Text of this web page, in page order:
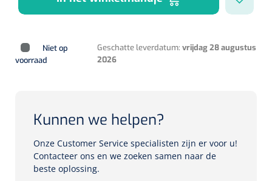
Herbruikbare curetten
Biopsie punch
Ouderen Comfortzorg
Fixatiemateriaal
Positioneringsmateriaal
ECG's
Dopplers
Foetale dopplers
Vasculaire dopplers
Laser chirurgie
Surgical suction
Niet op
voorraad
Geschatte leverdatum: vrijdag 28 augustus
2026
Kunnen we helpen?
Onze Customer Service specialisten zijn er voor u!
Contacteer ons en we zoeken samen naar de
beste oplossing.